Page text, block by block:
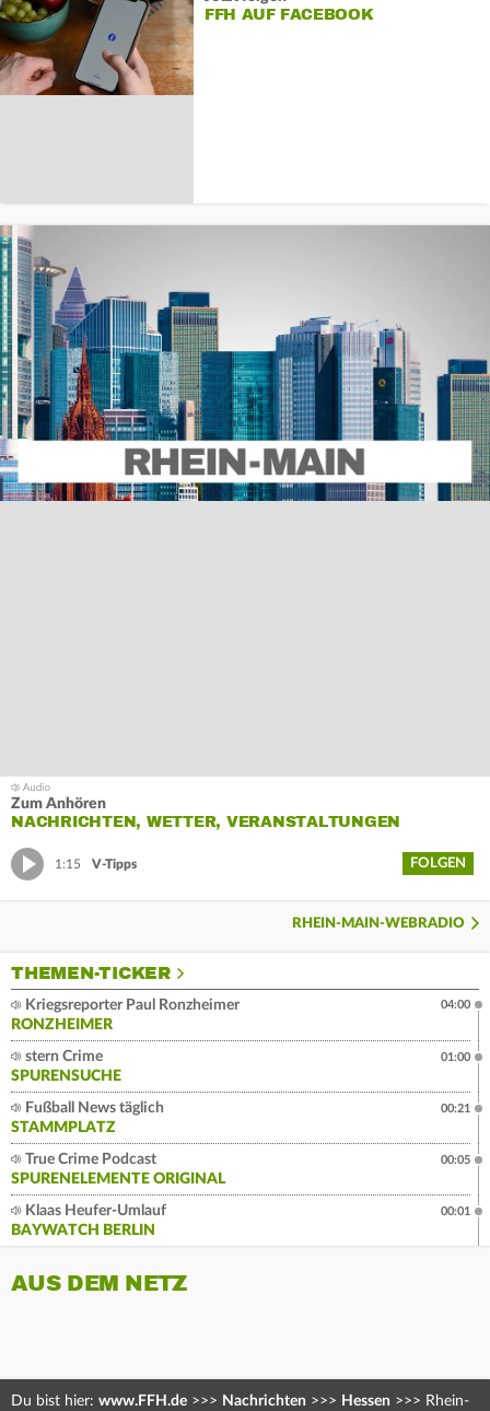
FFH AUF FACEBOOK
Zum Anhören
NACHRICHTEN, WETTER, VERANSTALTUNGEN
1:15 V-Tipps FOLGEN
RHEIN-MAIN-WEBRADIO
THEMEN-TICKER
Kriegsreporter Paul Ronzheimer
RONZHEIMER
04:00
stern Crime
SPURENSUCHE
01:00
Fußball News täglich
STAMMPLATZ
00:21
True Crime Podcast
SPURENELEMENTE ORIGINAL
00:05
Klaas Heufer-Umlauf
BAYWATCH BERLIN
00:01
AUS DEM NETZ
Du bist hier: www.FFH.de >>> Nachrichten >>> Hessen >>> Rhein-